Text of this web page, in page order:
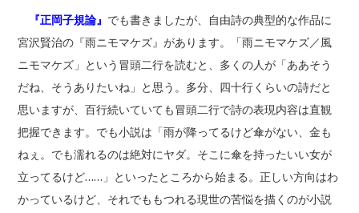
『正岡子規論』 でも書きましたが、自由詩の典型的な作品に
宮沢賢治の『雨ニモマケズ』があります。「雨ニモマケズ／風
ニモマケズ」という冒頭二行を読むと、多くの人が「ああそう
だね、そうありたいね」と思う。多分、四十行くらいの詩だと
思いますが、百行続いていても冒頭二行で詩の表現内容は直観
把握できます。でも小説は「雨が降ってるけど傘がない、金も
ねぇ。でも濡れるのは絶対にヤダ。そこに傘を持ったいい女が
立ってるけど……」といったところから始まる。正しい方向はわ
かっているけど、それでももつれる現世の苦悩を描くのが小説